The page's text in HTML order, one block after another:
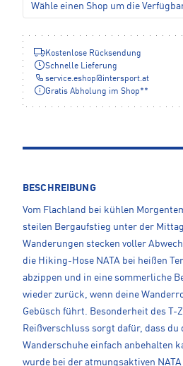
Wähle einen Shop um die
Kostenlose Rücksendung
Schnelle Lieferung
service.eshop@intersport.at
Gratis Abholung im Shop**
BESCHREIBUNG
Vom Flachland bei kühlen
steilen Bergaufstieg unter der
Wanderungen stecken voller
die Hiking-Hose NATA bei heißen
abzippen und in eine sommerliche
wieder zurück, wenn deine
Gebüsch führt. Besonderheit des T-
Reißverschluss sorgt dafür, dass du
Wanderschuhe einfach anbehalten
wurde bei der atmungsaktiven